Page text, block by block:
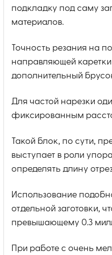
подкладку под саму
материалов.
Точность резания на
направляющей
дополнительный
Для частой нарезки
фиксированным
Такой блок, по сути,
выступает в роли
определять длину
Использование
отдельной заготовки,
превышающему 0.3
При работе с очень